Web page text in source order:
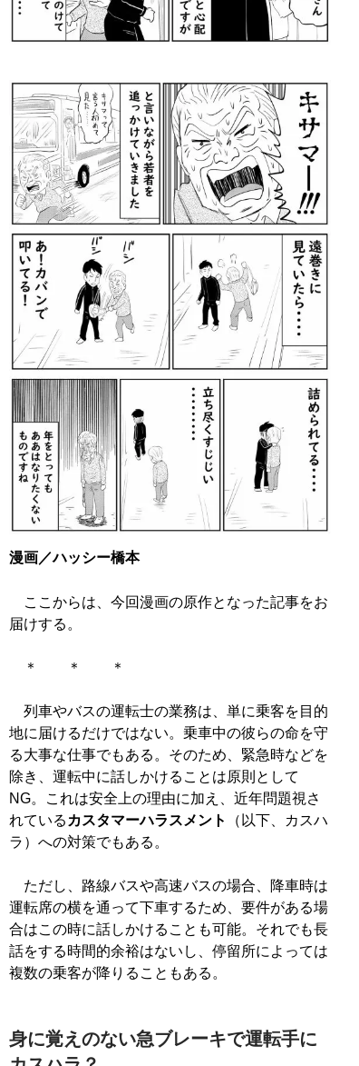
漫画／ハッシー橋本
ここからは、今回漫画の原作となった記事をお
届けする。
＊ ＊ ＊
列車やバスの運転士の業務は、単に乗客を目的
地に届けるだけではない。乗車中の彼らの命を守
る大事な仕事でもある。そのため、緊急時などを
除き、運転中に話しかけることは原則として
NG。これは安全上の理由に加え、近年問題視さ
れている カスタマーハラスメント
（以下、カスハ
ラ）への対策でもある。
ただし、路線バスや高速バスの場合、降車時は
運転席の横を通って下車するため、要件がある場
合はこの時に話しかけることも可能。それでも長
話をする時間的余裕はないし、停留所によっては
複数の乗客が降りることもある。
身に覚えのない急ブレーキで運転手に